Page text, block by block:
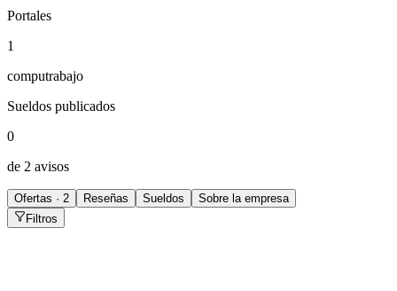
Portales
1
computrabajo
Sueldos publicados
0
de 2 avisos
Ofertas · 2 Reseñas Sueldos
Sobre la empresa
Filtros